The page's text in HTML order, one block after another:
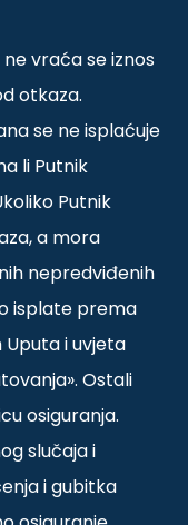
vraća se iznos
otkaza.
se ne isplaćuje
li Putnik
Putnik
a mora
nepredviđenih
isplate prema
Uputa i uvjeta
Ostali
osiguranja.
slučaja i
i gubitka